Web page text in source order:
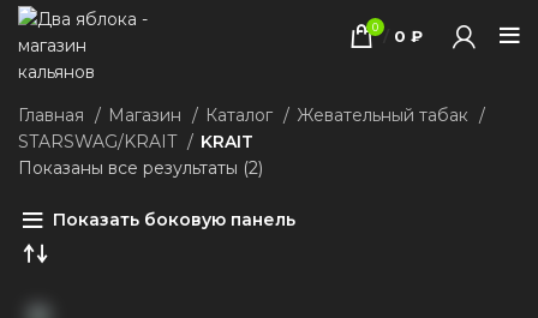
0 / 0 ₽
Главная Магазин Каталог
Жевательный табак
STARSWAG/KRAIT
KRAIT
Показаны все результаты (2)
Показать боковую панель